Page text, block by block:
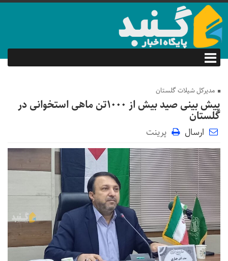
مدیرکل شیلات گلستان
پیش بینی صید بیش از ۱۰۰۰تن ماهی استخوانی در
گلستان
ارسال پرینت